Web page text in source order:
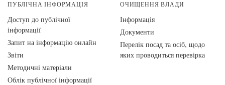
ПУБЛІЧНА ІНФОРМАЦІЯ
Доступ до публічної
інформації
Запит на інформацію онлайн
Звіти
Методичні матеріали
Облік публічної інформації
ОЧИЩЕННЯ ВЛАДИ
Інформація
Документи
Перелік посад та осіб, щодо
яких проводиться перевірка